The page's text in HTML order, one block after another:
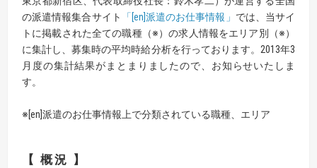
の派遣情報集合サイト
「[en]派遣のお仕事情報」 では、当サイ
トに掲載された全ての職種（※）の求人情報をエリア別（※）
に集計し、募集時の平均時給分析を行っております。2013年3
月度の集計結果がまとまりましたので、お知らせいたしま
す。
※[en]派遣のお仕事情報上で分類されている職種、エリア
【 概況 】